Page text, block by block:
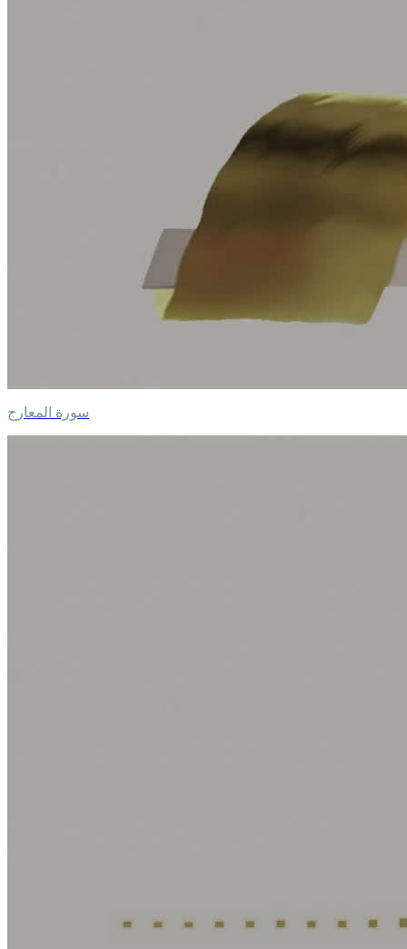
سورة المعارج